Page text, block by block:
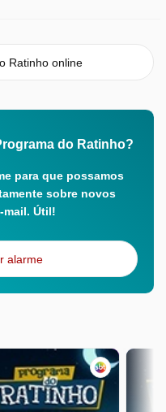
Ratinho online
do Ratinho?
para que possamos
sobre novos
mail. Útil!
alarme